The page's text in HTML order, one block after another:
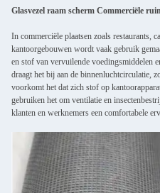
Glasvezel raam scherm Commerciële
In commerciële plaatsen zoals restaurants,
kantoorgebouwen wordt vaak gebruik
en stof van vervuilende voedingsmiddelen
draagt het bij aan de binnenluchtcirculatie,
voorkomt het dat zich stof op
gebruiken het om ventilatie en
klanten en werknemers een comfortabele